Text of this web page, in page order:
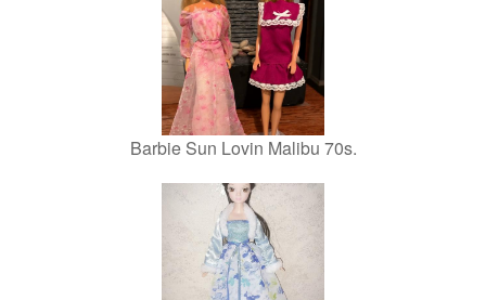
Barbie Sun Lovin Malibu 70s.